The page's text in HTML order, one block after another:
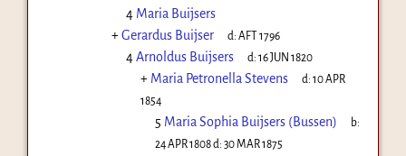
4 Maria Buijsers
+Gerardus Buijser d:AFT 1796
4Arnoldus Buijsers d:16 JUN 1820
+ Maria Petronella Stevens d:10 APR
1854
5 Maria Sophia Buijsers (Bussen)
b:
24 APR 1808d: 30 MAR 1875